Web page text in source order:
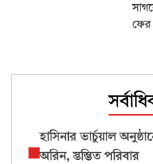
ফের
হাসিনার ভার্চুয়াল
অরিন, স্তম্ভিত পরিবার